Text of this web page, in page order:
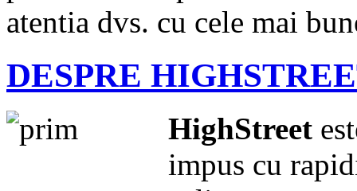
atentia dvs. cu cele mai
DESPRE
HighStreet
impus cu